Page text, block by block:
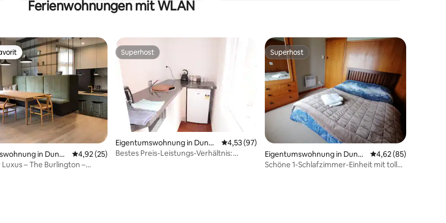
Ferienwohnungen mit WLAN
in Duned
Durchschnittliche Bewertung: 4,92 von 5, 25 Bewertungen
4,92 (25)
Luxus – The Burlington –
Superhost
Superhost
Eigentumswohnung in Duned
in
Durchschnittliche Bewertung: 4,53 von 5, 97 Bewertungen
4,53 (97)
Bestes Preis-Leistungs-Verhältnis:
Superhost
Superhost
Eigentumswohnung in Dune
din
Durchschnittliche
4,62 (85)
Schöne 1-Schlafzimmer-Einheit mit toller